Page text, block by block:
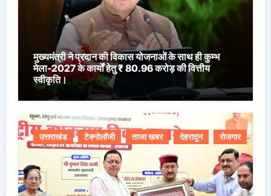
मुख्यमंत्री ने प्रदान की विकास योजनाओं के साथ ही कुम्भ
मेला-2027 के कार्यों हेतु ₹ 80.96 करोड़ की वित्तीय
स्वीकृति।
उत्तराखंड टेक्नोलॉजी ताजा खबर देहरादून रोजगार